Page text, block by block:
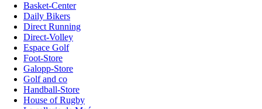
Basket-Center
Daily Bikers
Direct Running
Direct-Volley
Espace Golf
Foot-Store
Galopp-Store
Golf and co
Handball-Store
House of Rugby